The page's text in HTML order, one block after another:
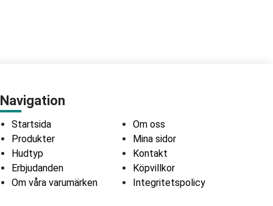
Navigation
Startsida
Produkter
Hudtyp
Erbjudanden
Om våra varumärken
Om oss
Mina sidor
Kontakt
Köpvillkor
Integritetspolicy